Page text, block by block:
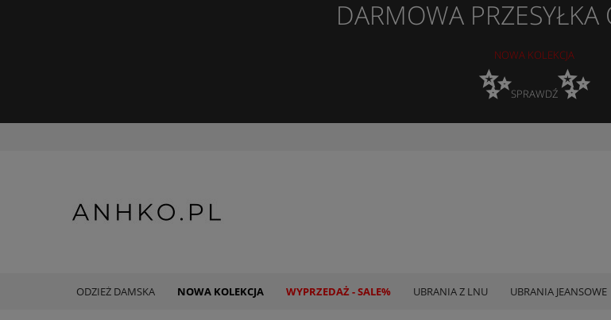
DARMOWA
NOWA KOLEKCJA
✨SPRAWDŹ✨
ODZIEŻ DAMSKA NOWA KOLEKCJA WYPRZEDAŻ - SALE% UBRANIA Z LNU UBRANIA JEANSOWE